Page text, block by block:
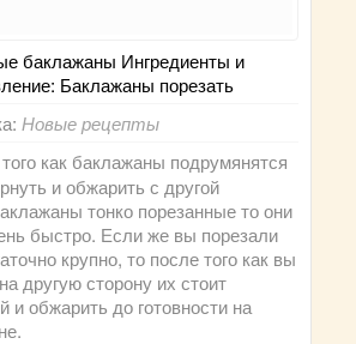
баклажаны Ингредиенты и
Баклажаны порезать
Новые рецепты
как баклажаны подрумянятся
и обжарить с другой
тонко порезанные то они
быстро. Если же вы порезали
крупно, то после того как вы
другую сторону их стоит
и обжарить до готовности на